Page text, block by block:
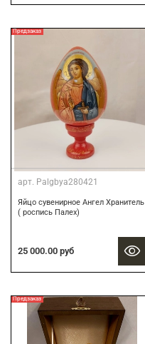
Предзаказ
арт. Palgbya280421
Яйцо сувенирное Ангел Хранитель
( роспись Палех)
25 000.00 руб
Предзаказ